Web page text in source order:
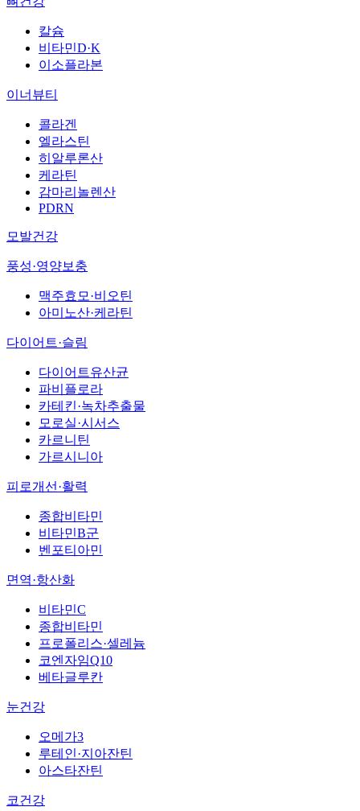
칼슘
비타민D·K
이소플라본
이너뷰티
콜라겐
엘라스틴
히알루론산
케라틴
감마리놀렌산
PDRN
모발건강
풍성·영양보충
맥주효모·비오틴
아미노산·케라틴
다이어트·슬림
다이어트유산균
파비플로라
카테킨·녹차추출물
모로실·시서스
카르니틴
가르시니아
피로개선·활력
종합비타민
비타민B군
벤포티아민
면역·항산화
비타민C
종합비타민
프로폴리스·셀레늄
코엔자임Q10
베타글루칸
눈건강
오메가3
루테인·지아잔틴
아스타잔틴
코건강